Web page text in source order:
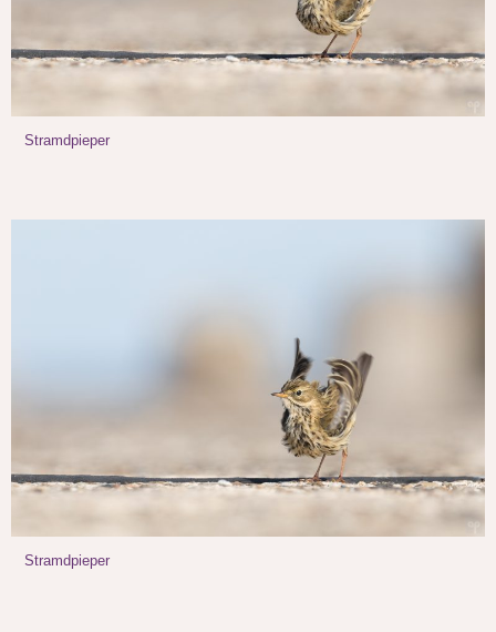
Stramdpieper
Stramdpieper